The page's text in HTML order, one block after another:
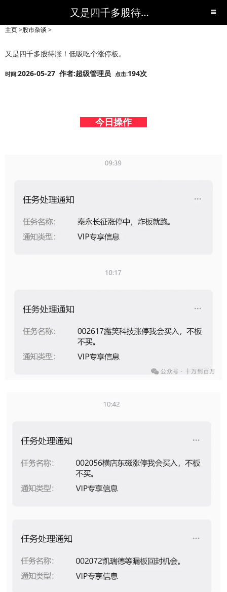
又是四千多股待涨！低吸吃个涨停板。-股市杂谈-短线黑马,短线股票,短线炒股,实战,荐股,操盘,超级短线,令人叹为观止的短线炒股!-超级短线
主页>股市杂谈 >
又是四千多股待涨！低吸吃个涨停板。
时间:2026-05-27 作者:超级管理员 点击:194次
今日操作